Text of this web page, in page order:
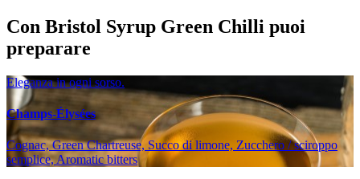
Con Bristol Syrup Green Chilli puoi
preparare
Eleganza in ogni sorso.
Champs-Élysées
Cognac, Green Chartreuse, Succo di limone, Zucchero / sciroppo
semplice, Aromatic bitters